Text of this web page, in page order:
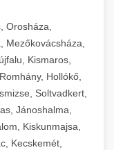
Orosháza,
Mezőkovácsháza,
Kismaros,
Hollókő,
Soltvadkert,
Jánoshalma,
Kiskunmajsa,
Kecskemét,